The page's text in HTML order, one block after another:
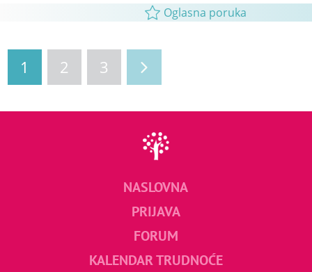
Oglasna poruka
1 2 3
NASLOVNA
PRIJAVA
FORUM
KALENDAR TRUDNOĆE